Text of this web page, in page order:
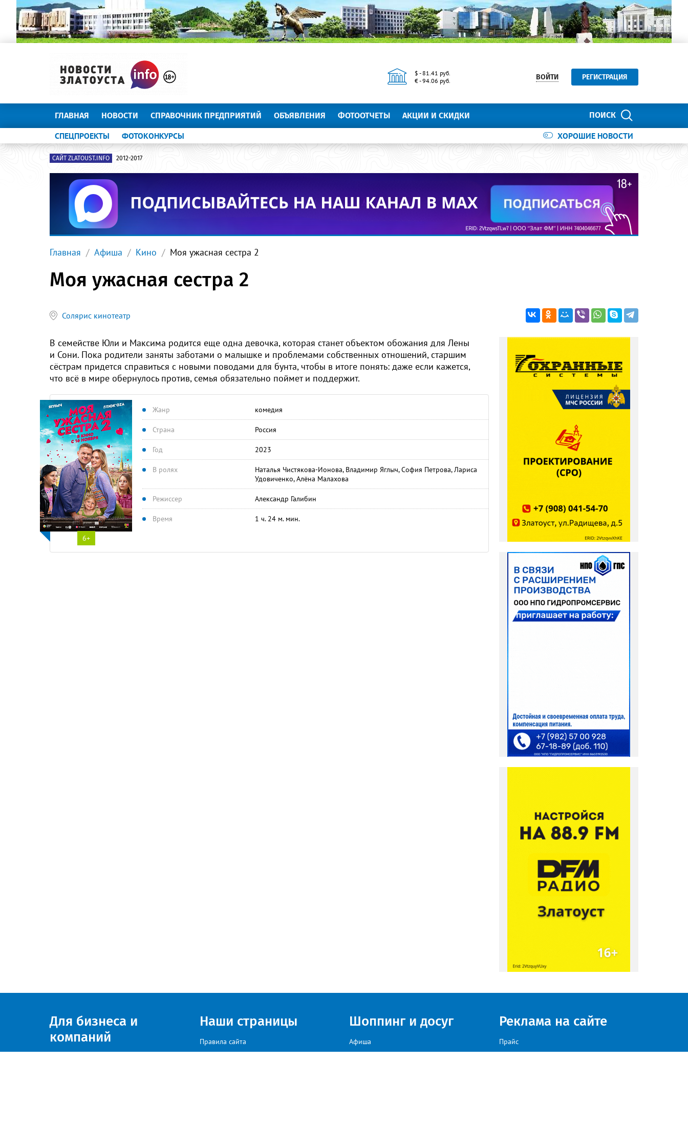
$ - 81.41 руб.
€ - 94.06 руб.
ВОЙТИ РЕГИСТРАЦИЯ
ПОИСК
ГЛАВНАЯ НОВОСТИ СПРАВОЧНИК ПРЕДПРИЯТИЙ ОБЪЯВЛЕНИЯ ФОТООТЧЕТЫ АКЦИИ И СКИДКИ
ХОРОШИЕ НОВОСТИ
СПЕЦПРОЕКТЫ ФОТОКОНКУРСЫ
САЙТ ZLATOUST.INFO 2012-2017
Главная Афиша Кино Моя ужасная сестра 2
Моя ужасная сестра 2
Солярис кинотеатр
В семействе Юли и Максима родится еще одна девочка, которая станет объектом обожания для Лены
и Сони. Пока родители заняты заботами о малышке и проблемами собственных отношений, старшим
сёстрам придется справиться с новыми поводами для бунта, чтобы в итоге понять: даже если кажется,
что всё в мире обернулось против, семья обязательно поймет и поддержит.
6+
Жанр комедия
Страна Россия
Год 2023
В ролях
Наталья Чистякова-Ионова, Владимир Яглыч, София Петрова, Лариса
Удовиченко, Алёна Малахова
Режиссер Александр Галибин
Время 1 ч. 24 м. мин.
Для бизнеса и
компаний
Наши страницы
Правила сайта
Шоппинг и досуг
Афиша
Реклама на сайте
Прайс